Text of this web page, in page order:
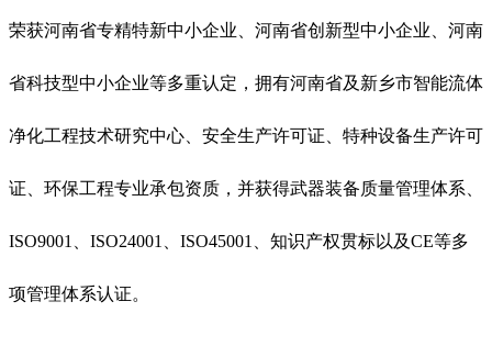
荣获河南省专精特新中小企业、河南省创新型中小企业、河南
省科技型中小企业等多重认定，拥有河南省及新乡市智能流体
净化工程技术研究中心、安全生产许可证、特种设备生产许可
证、环保工程专业承包资质，并获得武器装备质量管理体系、
ISO9001、ISO24001、ISO45001、知识产权贯标以及CE等多
项管理体系认证。